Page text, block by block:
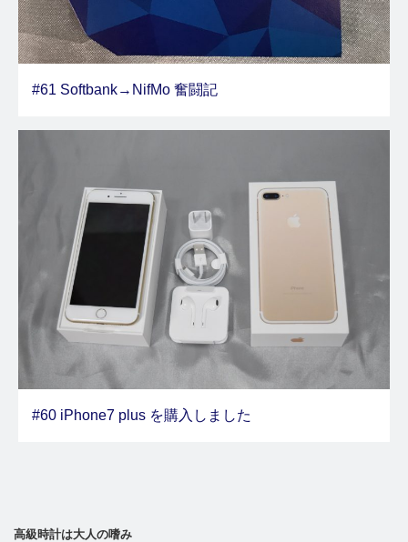
#61 Softbank→NifMo 奮闘記
#60 iPhone7 plus を購入しました
高級時計は大人の嗜み